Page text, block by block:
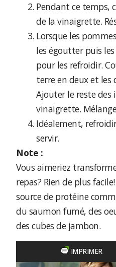
Pendant ce temps,
de la vinaigrette.
Lorsque les
les égoutter puis les
pour les refroidir.
terre en deux et les
Ajouter le reste des
vinaigrette.
Idéalement,
servir.
Note :
Vous aimeriez
repas? Rien de plus
source de protéine
du saumon fumé, des
des cubes de jambon.
IMPRIMER